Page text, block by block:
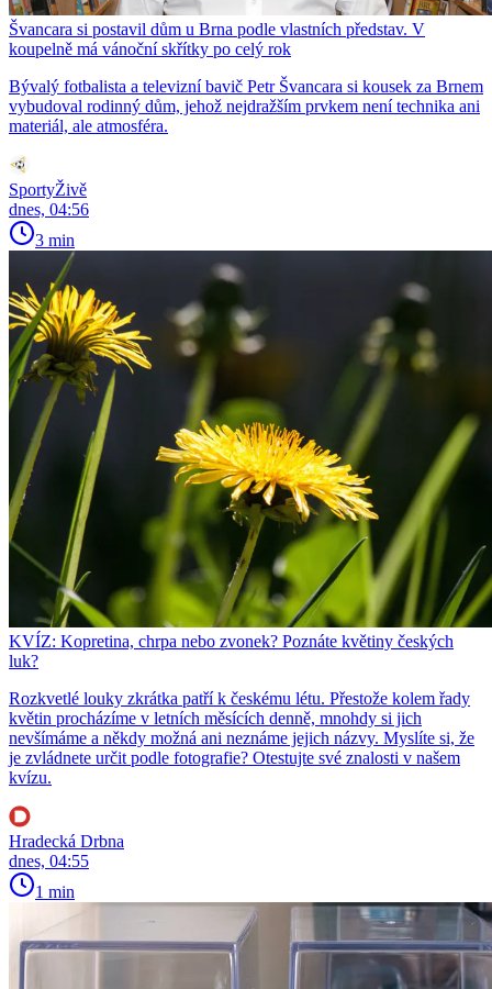
Švancara si postavil dům u Brna podle vlastních představ. V
koupelně má vánoční skřítky po celý rok
Bývalý fotbalista a televizní bavič Petr Švancara si kousek za Brnem
vybudoval rodinný dům, jehož nejdražším prvkem není technika ani
materiál, ale atmosféra.
SportyŽivě
dnes, 04:56
3 min
KVÍZ: Kopretina, chrpa nebo zvonek? Poznáte květiny českých
luk?
Rozkvetlé louky zkrátka patří k českému létu. Přestože kolem řady
květin procházíme v letních měsících denně, mnohdy si jich
nevšímáme a někdy možná ani neznáme jejich názvy. Myslíte si, že
je zvládnete určit podle fotografie? Otestujte své znalosti v našem
kvízu.
Hradecká Drbna
dnes, 04:55
1 min